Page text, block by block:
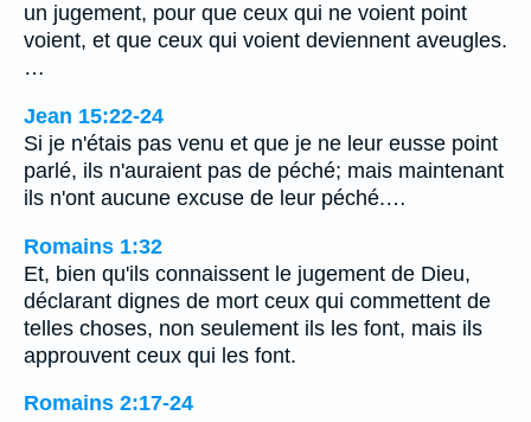
un jugement, pour que ceux qui ne voient point
voient, et que ceux qui voient deviennent aveugles.
…
Jean 15:22-24
Si je n'étais pas venu et que je ne leur eusse point
parlé, ils n'auraient pas de péché; mais maintenant
ils n'ont aucune excuse de leur péché.…
Romains 1:32
Et, bien qu'ils connaissent le jugement de Dieu,
déclarant dignes de mort ceux qui commettent de
telles choses, non seulement ils les font, mais ils
approuvent ceux qui les font.
Romains 2:17-24